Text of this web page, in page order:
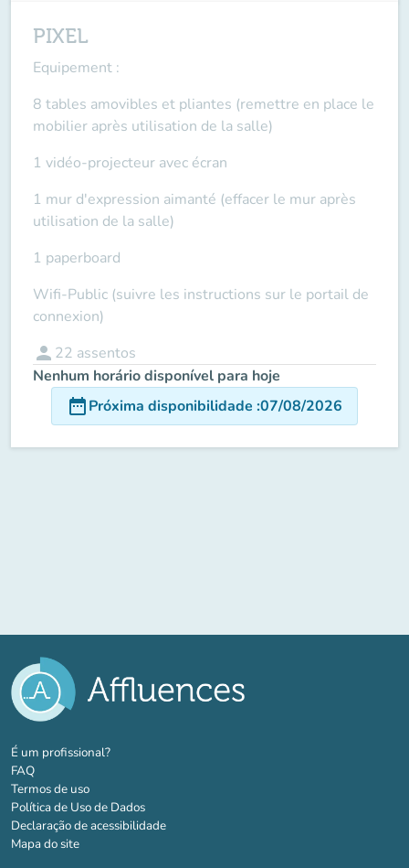
PIXEL
Equipement :
8 tables amovibles et pliantes (remettre en place le
mobilier après utilisation de la salle)
1 vidéo-projecteur avec écran
1 mur d'expression aimanté (effacer le mur après
utilisation de la salle)
1 paperboard
Wifi-Public (suivre les instructions sur le portail de
connexion)
person 22 assentos
Nenhum horário disponível para hoje
date_rangePróxima disponibilidade :07/08/2026
É um profissional?(novo separador)
FAQ
Termos de uso
Política de Uso de Dados
Declaração de acessibilidade
Mapa do site